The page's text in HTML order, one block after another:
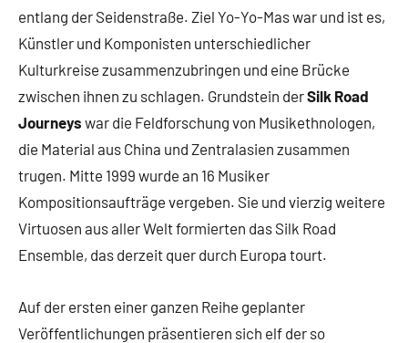
entlang der Seidenstraße. Ziel Yo-Yo-Mas war und ist es,
Künstler und Komponisten unterschiedlicher
Kulturkreise zusammenzubringen und eine Brücke
zwischen ihnen zu schlagen. Grundstein derSilk Road
Journeys war die Feldforschung von Musikethnologen,
die Material aus China und Zentralasien zusammen
trugen. Mitte 1999 wurde an 16 Musiker
Kompositionsaufträge vergeben. Sie und vierzig weitere
Virtuosen aus aller Welt formierten das Silk Road
Ensemble, das derzeit quer durch Europa tourt.
Auf der ersten einer ganzen Reihe geplanter
Veröffentlichungen präsentieren sich elf der so